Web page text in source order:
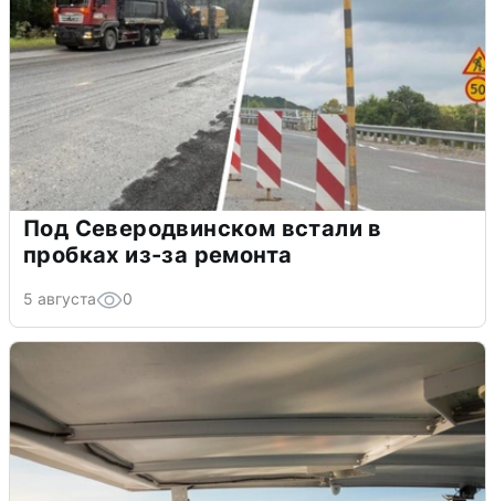
Под Северодвинском встали в
пробках из-за ремонта
5 августа 0